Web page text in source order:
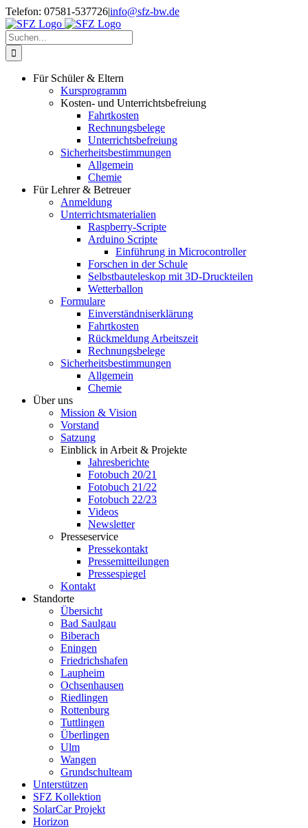
Zum
Inhalt
springen
Telefon: 07581-537726|info@sfz-bw.de
Suche
nach:
Für Schüler & Eltern
Kursprogramm
Kosten- und Unterrichtsbefreiung
Fahrtkosten
Rechnungsbelege
Unterrichtsbefreiung
Sicherheitsbestimmungen
Allgemein
Chemie
Für Lehrer & Betreuer
Anmeldung
Unterrichtsmaterialien
Raspberry-Scripte
Arduino Scripte
Einführung in Microcontroller
Forschen in der Schule
Selbstbauteleskop mit 3D-Druckteilen
Wetterballon
Formulare
Einverständniserklärung
Fahrtkosten
Rückmeldung Arbeitszeit
Rechnungsbelege
Sicherheitsbestimmungen
Allgemein
Chemie
Über uns
Mission & Vision
Vorstand
Satzung
Einblick in Arbeit & Projekte
Jahresberichte
Fotobuch 20/21
Fotobuch 21/22
Fotobuch 22/23
Videos
Newsletter
Presseservice
Pressekontakt
Pressemitteilungen
Pressespiegel
Kontakt
Standorte
Übersicht
Bad Saulgau
Biberach
Eningen
Friedrichshafen
Laupheim
Ochsenhausen
Riedlingen
Rottenburg
Tuttlingen
Überlingen
Ulm
Wangen
Grundschulteam
Unterstützen
SFZ Kollektion
SolarCar Projekt
Horizon